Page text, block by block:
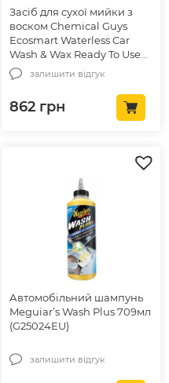
Засіб для сухої мийки з
воском Chemical Guys
Ecosmart Waterless Car
Wash & Wax Ready To Use
473мл (WAC707RU_16)
залишити відгук
862 грн
Автомобільний шампунь
Meguiar’s Wash Plus 709мл
(G25024EU)
залишити відгук